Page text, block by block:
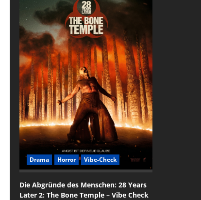
Drama Horror Vibe-Check
Die Abgründe des Menschen: 28 Years
Later 2: The Bone Temple – Vibe Check